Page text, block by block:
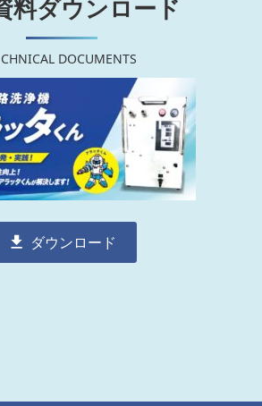
料ダウンロード
DOCUMENTS
ダウンロード